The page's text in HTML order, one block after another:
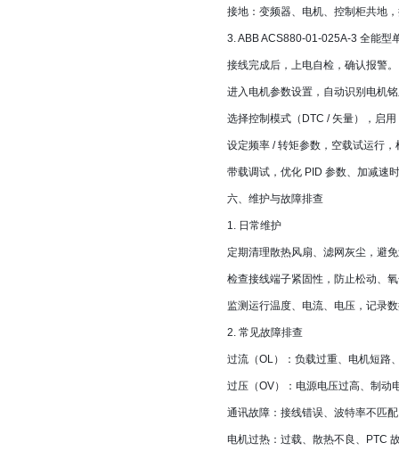
接地：变频器、电机、控制柜共地
3.ABB ACS880-01-025A-3 全能型
接线完成后，上电自检，确认报警。
进入电机参数设置，自动识别电机
选择控制模式（DTC / 矢量），启
设定频率 / 转矩参数，空载试运行
带载调试，优化 PID 参数、加减速
六、维护与故障排查
1. 日常维护
定期清理散热风扇、滤网灰尘，避
检查接线端子紧固性，防止松动、
监测运行温度、电流、电压，记录
2. 常见故障排查
过流（OL）：负载过重、电机短路
过压（OV）：电源电压过高、制动
通讯故障：接线错误、波特率不匹
电机过热：过载、散热不良、PTC